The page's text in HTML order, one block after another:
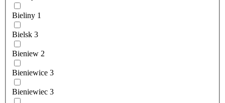
Bieliny 1
Bielsk 3
Bieniew 2
Bieniewice 3
Bieniewiec 3